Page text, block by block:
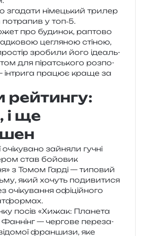
зга­да­ти німе­цький три­лер
потра­пив у топ‑5.
про буди­нок, рапто­во
цегля­ною сті­ною,
зро­би­ли його іде­аль­
для пірат­сько­го роз­по­
пра­цює краще за
рейтингу:
і ще
очі­ку­ва­но зайня­ли гучні
став бойо­вик
з Томом Гарді — типо­вий
який хочуть поди­ви­ти­ся
очі­ку­ва­н­ня офі­цій­но­го
посів «Хижак: Планета
Фаннінг — чер­го­ве пере­за­
фран­ши­зи, яке